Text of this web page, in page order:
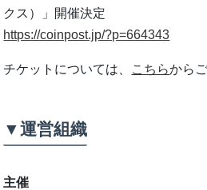
クス）」開催決定
https://coinpost.jp/?p=664343
チケットについては、 こちらから
▼運営組織
主催